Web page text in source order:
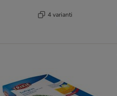
4 varianti